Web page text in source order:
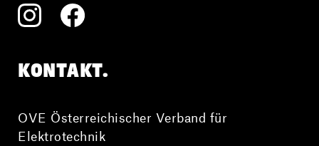
KONTAKT.
OVE Österreichischer Verband für
Elektrotechnik